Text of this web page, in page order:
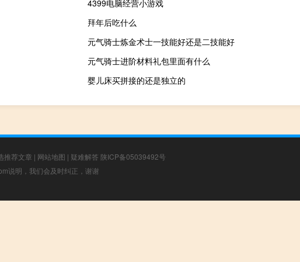
4399电脑经营小游戏
拜年后吃什么
元气骑士炼金术士一技能好还是二技能好
元气骑士进阶材料礼包里面有什么
婴儿床买拼接的还是独立的
推荐文章 | 网站地图 | 疑难解答 陕ICP备05039492号
说明，我们会及时纠正，谢谢